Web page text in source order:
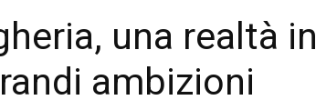
una realtà in
ambizioni